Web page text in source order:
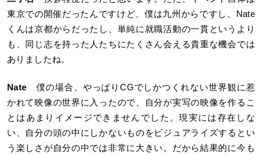
東京での開催だったんですけど、僕は九州からですし、Nate
くんは京都からだったし、単純に就職活動の一貫というより
も、同じ志を持った人たちにたくさん会える貴重な機会では
ありましたね。
Nate 僕の場合、やっぱりCGでしかつくれない世界観に惹
かれて映像の世界に入ったので、自分が実写の映像を作るこ
とはあまりイメージできませんでした。現実には存在しな
い、自分の頭の中にしかないものをビジュアライズするとい
う楽しさが自分の中では非常に大きい。だから結果的に今も